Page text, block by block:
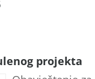
projekta